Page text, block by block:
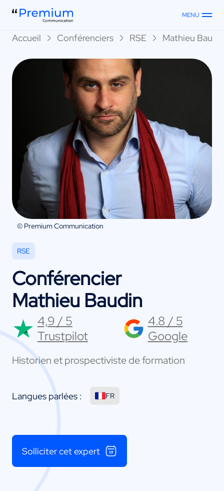
MENU
Accueil Conférenciers RSE Mathieu
© Premium Communication
RSE
Conférencier
Mathieu Baudin
4,9 / 5
Trustpilot
4.8 / 5
Google
Historien et prospectiviste de formation
Langues parlées : FR
Solliciter cet expert